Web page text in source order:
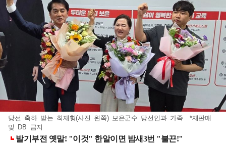
당선 축하 받는 최재형(사진 왼쪽) 보은군수 당선인과 가족 *재판매
및 DB 금지